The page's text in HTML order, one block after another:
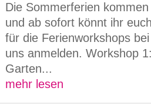
Die Sommerferien kommen
und ab sofort könnt ihr euch
für die Ferienworkshops bei
uns anmelden. Workshop 1:
Garten...
mehr lesen